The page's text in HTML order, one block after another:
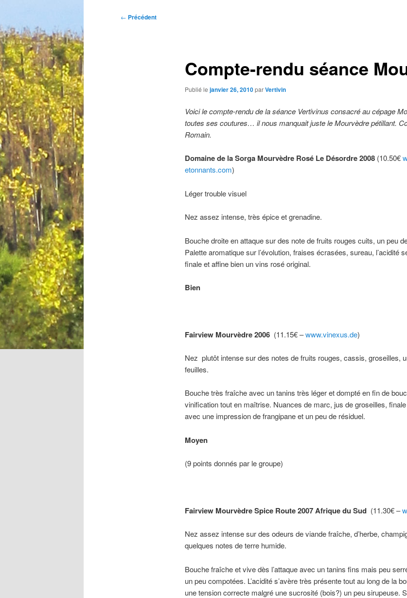
Navigation
← Précédent
Compte-rendu séance
Publié le janvier 26, 2010parVertivin
Voici le compte-rendu de la séance Vertivinus consacré au cépage
toutes ses coutures… il nous manquait juste le Mourvèdre pétillant.
Romain.
Domaine de la Sorga Mourvèdre Rosé Le Désordre 2008 (10.50€
etonnants.com)
Léger trouble visuel
Nez assez intense, très épice et grenadine.
Bouche droite en attaque sur des note de fruits rouges cuits, un peu
Palette aromatique sur l’évolution, fraises écrasées, sureau, l’acidité
finale et affine bien un vins rosé original.
Bien
Fairview Mourvèdre 2006 (11.15€ –www.vinexus.de)
Nez plutôt intense sur des notes de fruits rouges, cassis, groseilles,
feuilles.
Bouche très fraîche avec un tanins très léger et dompté en fin de
vinification tout en maîtrise. Nuances de marc, jus de groseilles,
avec une impression de frangipane et un peu de résiduel.
Moyen
(9 points donnés par le groupe)
Fairview Mourvèdre Spice Route 2007 Afrique du Sud (11.30€ –
Nez assez intense sur des odeurs de viande fraîche, d’herbe,
quelques notes de terre humide.
Bouche fraîche et vive dès l’attaque avec un tanins fins mais peu
un peu compotées. L’acidité s’avère très présente tout au long de la
une tension correcte malgré une sucrosité (bois?) un peu sirupeuse.